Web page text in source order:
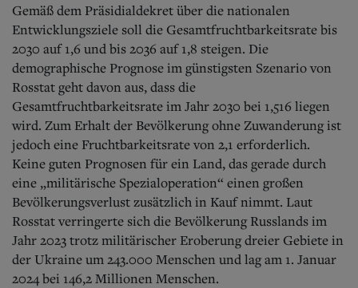
Gemäß dem Präsidialdekret über die nationalen
Entwicklungsziele soll die Gesamtfruchtbarkeitsrate bis
2030 auf 1,6 und bis 2036 auf 1,8 steigen. Die
demographische Prognose im günstigsten Szenario von
Rosstat geht davon aus, dass die
Gesamtfruchtbarkeitsrate im Jahr 2030 bei 1,516 liegen
wird. Zum Erhalt der Bevölkerung ohne Zuwanderung ist
jedoch eine Fruchtbarkeitsrate von 2,1 erforderlich.
Keine guten Prognosen für ein Land, das gerade durch
eine „militärische Spezialoperation“ einen großen
Bevölkerungsverlust zusätzlich in Kauf nimmt. Laut
Rosstat verringerte sich die Bevölkerung Russlands im
Jahr 2023 trotz militärischer Eroberung dreier Gebiete in
der Ukraine um 243.000 Menschen und lag am 1. Januar
2024 bei 146,2 Millionen Menschen.